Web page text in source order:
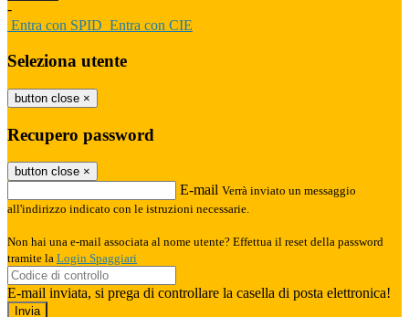
-
Entra con SPID Entra con CIE
Seleziona utente
button close ×
Recupero password
button close ×
E-mail Verrà inviato un messaggio
all'indirizzo indicato con le istruzioni necessarie.
Non hai una e-mail associata al nome utente? Effettua il reset della password
tramite la Login Spaggiari
E-mail inviata, si prega di controllare la casella di posta elettronica!